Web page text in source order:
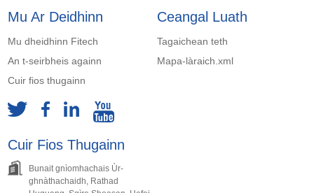
Mu Ar Deidhinn
Mu dheidhinn Fitech
An t-seirbheis againn
Cuir fios thugainn
Ceangal Luath
Tagaichean teth
Mapa-làraich.xml
Cuir Fios Thugainn
Bunait gnìomhachais Ùr-
ghnàthachaidh, Rathad